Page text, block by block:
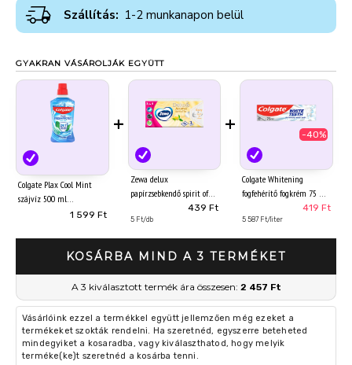
Szállítás: 1-2 munkanapon belül
GYAKRAN VÁSÁROLJÁK EGYÜTT
Colgate Plax Cool Mint
szájvíz 500 ml
1 599 Ft
+
Zewa delux
papírzsebkendő spirit of
tea 3 rétegű 90 db439 Ft
5 Ft/db
+
-40%
Colgate Whitening
fogfehérítő fogkrém 75 ml
419 Ft
5 587 Ft/liter
KOSÁRBA MIND A 3 TERMÉKET
A 3 kiválasztott termék ára összesen: 2 457 Ft
Vásárlóink ezzel a termékkel együtt jellemzően még ezeket a
termékeket szokták rendelni. Ha szeretnéd, egyszerre beteheted
mindegyiket a kosaradba, vagy kiválaszthatod, hogy melyik
terméke(ke)t szeretnéd a kosárba tenni.